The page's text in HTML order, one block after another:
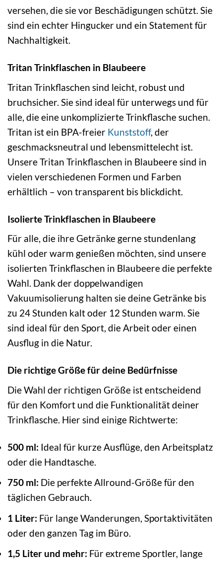
versehen, die sie vor Beschädigungen schützt. Sie
sind ein echter Hingucker und ein Statement für
Nachhaltigkeit.
Tritan Trinkflaschen in Blaubeere
Tritan Trinkflaschen sind leicht, robust und
bruchsicher. Sie sind ideal für unterwegs und für
alle, die eine unkomplizierte Trinkflasche suchen.
Tritan ist ein BPA-freier Kunststoff, der
geschmacksneutral und lebensmittelecht ist.
Unsere Tritan Trinkflaschen in Blaubeere sind in
vielen verschiedenen Formen und Farben
erhältlich – von transparent bis blickdicht.
Isolierte Trinkflaschen in Blaubeere
Für alle, die ihre Getränke gerne stundenlang
kühl oder warm genießen möchten, sind unsere
isolierten Trinkflaschen in Blaubeere die perfekte
Wahl. Dank der doppelwandigen
Vakuumisolierung halten sie deine Getränke bis
zu 24 Stunden kalt oder 12 Stunden warm. Sie
sind ideal für den Sport, die Arbeit oder einen
Ausflug in die Natur.
Die richtige Größe für deine Bedürfnisse
Die Wahl der richtigen Größe ist entscheidend
für den Komfort und die Funktionalität deiner
Trinkflasche. Hier sind einige Richtwerte:
500 ml: Ideal für kurze Ausflüge, den Arbeitsplatz
oder die Handtasche.
750 ml: Die perfekte Allround-Größe für den
täglichen Gebrauch.
1 Liter: Für lange Wanderungen, Sportaktivitäten
oder den ganzen Tag im Büro.
1,5 Liter und mehr: Für extreme Sportler, lange